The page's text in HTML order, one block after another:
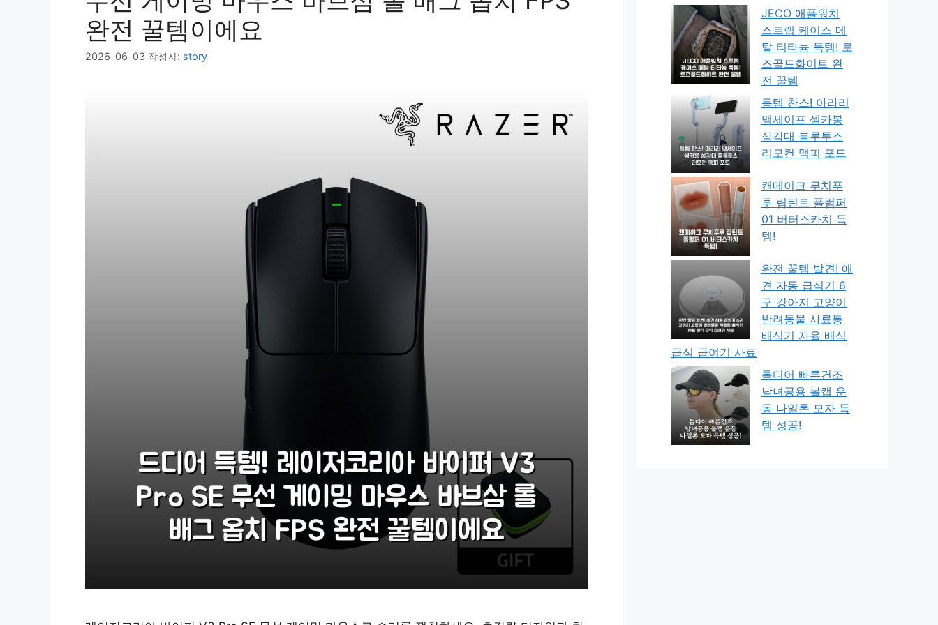
완전 꿀템이에요
2026-06-03 작성자: story
JECO 애플워치
스트랩 케이스 메
탈 티타늄 득템! 로
즈골드화이트 완
전 꿀템
득템 찬스! 아라리
맥세이프 셀카봉
삼각대 블루투스
리모컨 맥피 포드
캔메이크 무치푸
루 립틴트 플럼퍼
01 버터스카치 득
템!
완전 꿀템 발견! 애
견 자동 급식기 6
구 강아지 고양이
반려동물 사료통
배식기 자율 배식
급식 급여기 사료
톰디어 빠른건조
남녀공용 볼캡 운
동 나일론 모자 득
템 성공!